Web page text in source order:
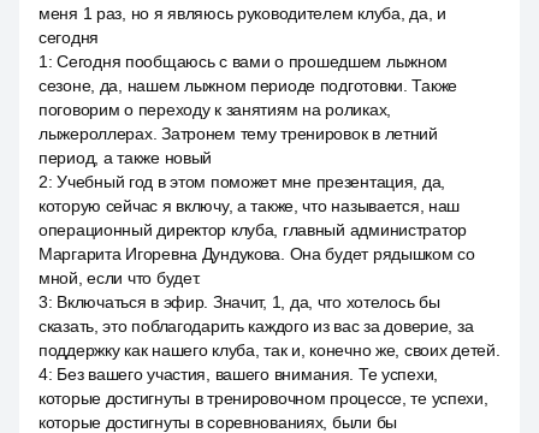
меня 1 раз, но я являюсь руководителем клуба, да, и
сегодня
1 :Сегодня пообщаюсь с вами о прошедшем лыжном
сезоне, да, нашем лыжном периоде подготовки. Также
поговорим о переходу к занятиям на роликах,
лыжероллерах. Затронем тему тренировок в летний
период, а также новый
2:Учебный год в этом поможет мне презентация, да,
которую сейчас я включу, а также, что называется, наш
операционный директор клуба, главный администратор
Маргарита Игоревна Дундукова. Она будет рядышком со
мной, если что будет.
3: Включаться в эфир. Значит, 1, да, что хотелось бы
сказать, это поблагодарить каждого из вас за доверие, за
поддержку как нашего клуба, так и, конечно же, своих детей.
4: Без вашего участия, вашего внимания. Те успехи,
которые достигнуты в тренировочном процессе, те успехи,
которые достигнуты в соревнованиях, были бы